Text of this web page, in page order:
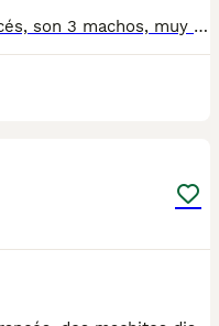
Preciosa camada de bulldog francés, son 3 machos, muy chatos y cabezones, patita corta, criados en familia, perfectamente sociabilizados. Se pueden ver sin compromiso. Precios desde 1100e